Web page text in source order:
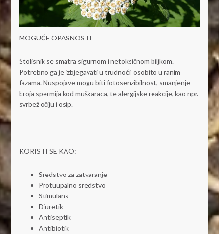
MOGUĆE OPASNOSTI
Stolisnik se smatra sigurnom i netoksičnom biljkom.
Potrebno ga je izbjegavati u trudnoći, osobito u ranim
fazama. Nuspojave mogu biti fotosenzibilnost, smanjenje
broja spermija kod muškaraca, te alergijske reakcije, kao npr.
svrbež očiju i osip.
KORISTI SE KAO:
Sredstvo za zatvaranje
Protuupalno sredstvo
Stimulans
Diuretik
Antiseptik
Antibiotik